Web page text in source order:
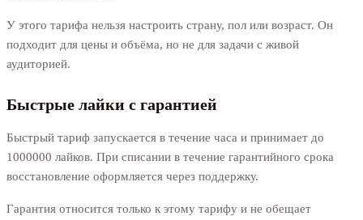
У этого тарифа нельзя настроить страну, пол или возраст. Он
подходит для цены и объёма, но не для задачи с живой
аудиторией.
Быстрые лайки с гарантией
Быстрый тариф запускается в течение часа и принимает до
1000000 лайков. При списании в течение гарантийного срока
восстановление оформляется через поддержку.
Гарантия относится только к этому тарифу и не обещает